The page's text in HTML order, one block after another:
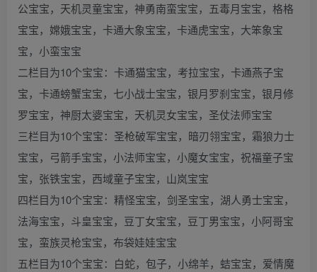
公宝宝，天机灵童宝宝，神勇南蛮宝宝，五毒月宝宝，格格
宝宝，嫦娥宝宝，卡通大象宝宝，卡通虎宝宝，大笨象宝
宝，小蛮宝宝
二栏目为10个宝宝：卡通猫宝宝，考拉宝宝，卡通燕子宝
宝，卡通螃蟹宝宝，七小战士宝宝，银月罗刹宝宝，银月修
罗宝宝，神厨太婆宝宝，天机灵女宝宝，圣仗法师宝宝
三栏目为10个宝宝：圣枪破军宝宝，暗刃翎宝宝，霜狼力士
宝宝，弓箭手宝宝，小法师宝宝，小魔女宝宝，祝福童子宝
宝，张铁宝宝，西域童子宝宝，山岚宝宝
四栏目为10个宝宝：精怪宝宝，剑圣宝宝，湖人勇士宝宝，
法海宝宝，斗皇宝宝，豆丁女宝宝，豆丁男宝宝，小阿哥宝
宝，蛮族灵枪宝宝，布袋娃娃宝宝
五栏目为10个宝宝：白蛇，包子，小绵羊，蛣宝宝，爱情魔